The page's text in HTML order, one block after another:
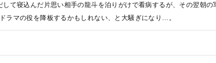
て寝込んだ片思い相手の龍斗を泊りがけで看病するが、その翌朝の
ラマの役を降板するかもしれない、と大騒ぎになり…。